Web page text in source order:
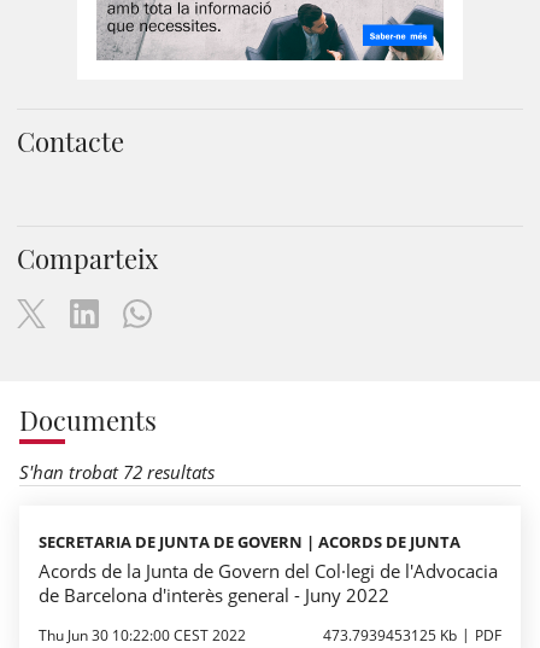
Contacte
Comparteix
Documents
S'han trobat 72 resultats
SECRETARIA DE JUNTA DE GOVERN | ACORDS DE JUNTA
Acords de la Junta de Govern del Col·legi de l'Advocacia
de Barcelona d'interès general - Juny 2022
Thu Jun 30 10:22:00 CEST 2022 473.7939453125 Kb PDF